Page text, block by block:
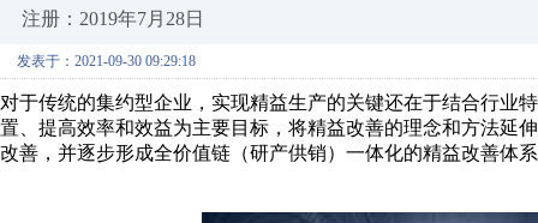
注册：2019年7月28日
发表于：2021-09-30 09:29:18
对于传统的集约型企业，实现精益生产的关键还在于结合行业
置、提高效率和效益为主要目标，将精益改善的理念和方法延
改善，并逐步形成全价值链（研产供销）一体化的精益改善体